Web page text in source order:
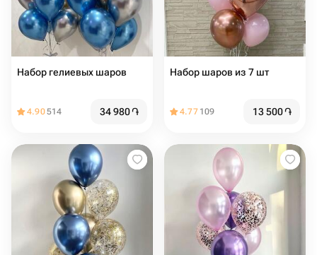
Набор гелиевых шаров
4.90514 34 980֏
Набор шаров из 7 шт
4.77 109 13 500֏